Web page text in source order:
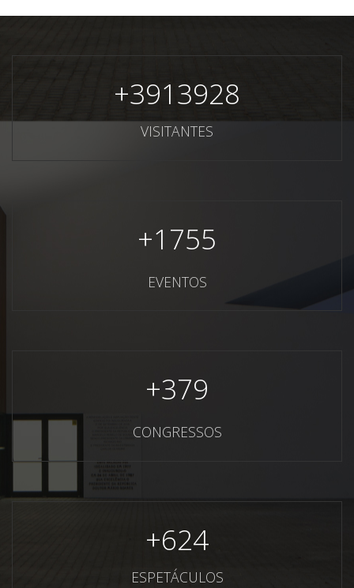
+3913928
VISITANTES
+1755
EVENTOS
+379
CONGRESSOS
+624
ESPETÁCULOS